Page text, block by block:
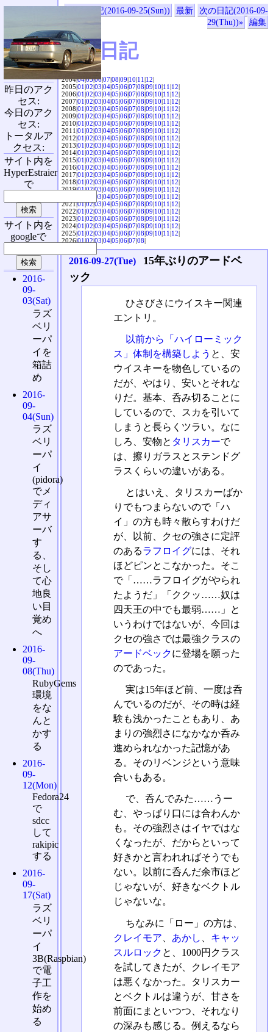
«前の日記(2016-09-25(Sun)) 最新
次の日記(2016-09-
29(Thu))»
編集
SVX日記
2004|04|05|06|07|08|09|10|11|12|
2005|01|02|03|04|05|06|07|08|09|10|11|12|
2006|01|02|03|04|05|06|07|08|09|10|11|12|
2007|01|02|03|04|05|06|07|08|09|10|11|12|
2008|01|02|03|04|05|06|07|08|09|10|11|12|
2009|01|02|03|04|05|06|07|08|09|10|11|12|
2010|01|02|03|04|05|06|07|08|09|10|11|12|
2011|01|02|03|04|05|06|07|08|09|10|11|12|
2012|01|02|03|04|05|06|07|08|09|10|11|12|
2013|01|02|03|04|05|06|07|08|09|10|11|12|
2014|01|02|03|04|05|06|07|08|09|10|11|12|
2015|01|02|03|04|05|06|07|08|09|10|11|12|
2016|01|02|03|04|05|06|07|08|09|10|11|12|
2017|01|02|03|04|05|06|07|08|09|10|11|12|
2018|01|02|03|04|05|06|07|08|09|10|11|12|
2019|01|02|03|04|05|06|07|08|09|10|11|12|
03|04|05|06|07|08|09|10|11|12|
2021|01|02|03|04|05|06|07|08|09|10|11|12|
2022|01|02|03|04|05|06|07|08|09|10|11|12|
2023|01|02|03|04|05|06|07|08|09|10|11|12|
2024|01|02|03|04|05|06|07|08|09|10|11|12|
2025|01|02|03|04|05|06|07|08|09|10|11|12|
2026|01|02|03|04|05|06|07|08|
2016-09-27(Tue)
15年ぶりのアードベ
ック
ひさびさにウイスキー関連
エントリ。
以前から「ハイローミック
ス」体制を構築しよう と、安
ウイスキーを物色しているの
だが、やはり、安いとそれな
りだ。基本、呑み切ることに
しているので、スカを引いて
しまうと長らくツラい。なに
しろ、安物と タリスカーで
は、擦りガラスとステンドグ
ラスくらいの違いがある。
とはいえ、タリスカーばか
りでもつまらないので「ハ
イ」の方も時々散らすわけだ
が、以前、クセの強さに定評
のあるラフロイグには、それ
ほどピンとこなかった。そこ
で「……ラフロイグがやられ
たようだ」「ククッ……奴は
四天王の中でも最弱……」と
いうわけではないが、今回は
クセの強さでは最強クラスの
アードベックに登場を願った
のであった。
実は15年ほど前、一度は呑
んでいるのだが、その時は経
験も浅かったこともあり、あ
まりの強烈さになかなか呑み
進められなかった記憶があ
る。そのリベンジという意味
合いもある。
で、呑んでみた……うー
む、やっぱり口には合わんか
も。その強烈さはイヤではな
くなったが、だからといって
好きかと言われればそうでも
ない。以前に呑んだ余市ほど
じゃないが、好きなベクトル
じゃないな。
ちなみに「ロー」の方は、
クレイモア
あかし
キャッ
スルロック と、1000円クラス
を試してきたが、クレイモア
は悪くなかった。タリスカー
とベクトルは違うが、甘さを
前面にまといつつ、それなり
の深みも感じる。例えるなら
昨日のアク
セス:
今日のアク
セス:
トータルア
クセス:
サイト内を
HyperEstraier
で
サイト内を
googleで
2016-
09-
03(Sat)
ラズ
ベリ
ーパ
イを
箱詰
め
2016-
09-
04(Sun)
ラズ
ベリ
ーパ
イ
(pidora)
でメ
ディ
アサ
ーバ
す
る、
そし
て心
地良
い目
覚め
へ
2016-
09-
08(Thu)
RubyGems
環境
をな
んと
かす
る
2016-
09-
12(Mon)
Fedora24
で
sdcc
して
rakipic
する
2016-
09-
17(Sat)
ラズ
ベリ
ーパ
イ
3B(Raspbian)
で電
子工
作を
始め
る